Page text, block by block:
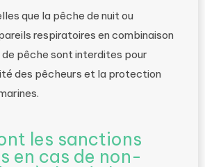
que la pêche de nuit ou
respiratoires en combinaison
de pêche sont interdites pour
des pêcheurs et la protection
les sanctions
en cas de non-